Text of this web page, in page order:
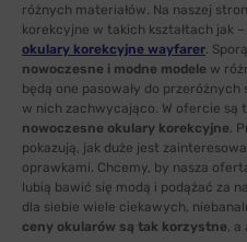
różnych materiałów. Na naszej
korekcyjne w takich kształtach jak –
okulary korekcyjne wayfarer.
nowoczesne i modne modele w
będą one pasowały do
w nich zachwycająco. W ofercie są
nowoczesne okulary korekcyjne.
pokazują, jak duże jest
oprawkami. Chcemy, by nasza
lubią bawić się modą i podążać za
dla siebie wiele ciekawych,
ceny okularów są tak korzystne, a